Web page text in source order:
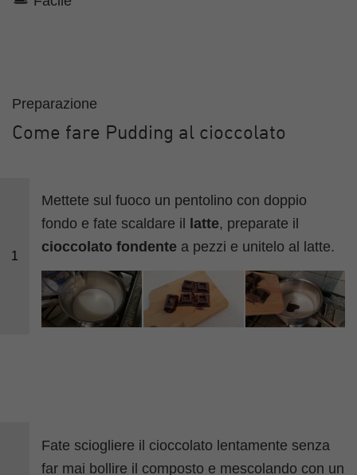
Preparazione
Come fare Pudding al cioccolato
1
Mettete sul fuoco un pentolino con doppio
fondo e fate scaldare il
latte, preparate il
cioccolato fondente a pezzi e unitelo al latte.
Fate sciogliere il cioccolato lentamente senza
far mai bollire il composto e mescolando con un